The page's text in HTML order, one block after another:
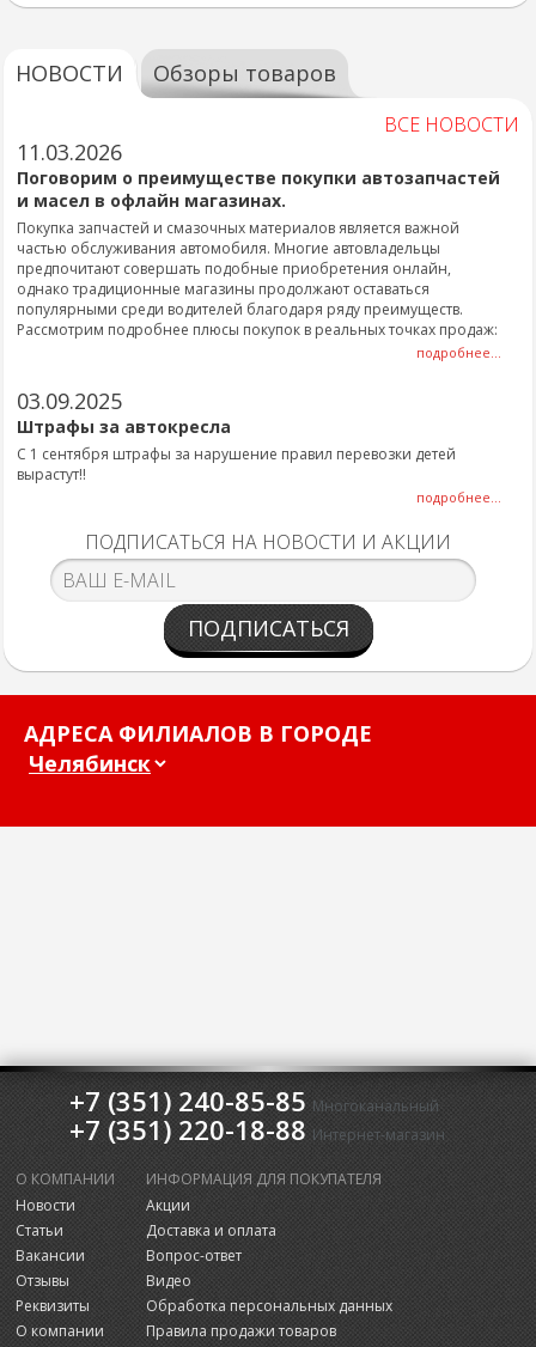
НОВОСТИ Обзоры товаров
ВСЕ НОВОСТИ
11.03.2026
Поговорим о преимуществе покупки автозапчастей
и масел в офлайн магазинах.
Покупка запчастей и смазочных материалов является важной
частью обслуживания автомобиля. Многие автовладельцы
предпочитают совершать подобные приобретения онлайн,
однако традиционные магазины продолжают оставаться
популярными среди водителей благодаря ряду преимуществ.
Рассмотрим подробнее плюсы покупок в реальных точках продаж:
подробнее...
03.09.2025
Штрафы за автокресла
С 1 сентября штрафы за нарушение правил перевозки детей
вырастут!!
подробнее...
ПОДПИСАТЬСЯ НА НОВОСТИ И АКЦИИ
ПОДПИСАТЬСЯ
АДРЕСА ФИЛИАЛОВ В ГОРОДЕ
+7 (351) 240-85-85 Многоканальный
+7 (351) 220-18-88 Интернет-магазин
О КОМПАНИИ
Новости
Статьи
Вакансии
Отзывы
Реквизиты
О компании
ИНФОРМАЦИЯ ДЛЯ ПОКУПАТЕЛЯ
Акции
Доставка и оплата
Вопрос-ответ
Видео
Обработка персональных данных
Правила продажи товаров